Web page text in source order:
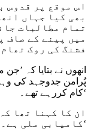
اس موقع پر قدوس
بھی کیا جہاں
تمام مطالبات
میں پینے کے صاف
فشنگ کی روک تھام
انھوں نے بتایا کہ
پُرامن جدوجہد کی
کام کررہے تھے۔‘
ان کا کہنا تھا
کامیابی ملی ہے۔‘